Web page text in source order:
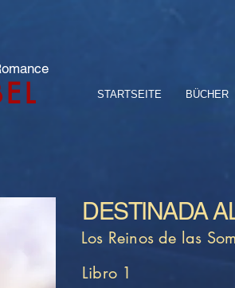
STARTSEITE BÜCHER
DESTINADA
Los Reinos de las
Libro 1